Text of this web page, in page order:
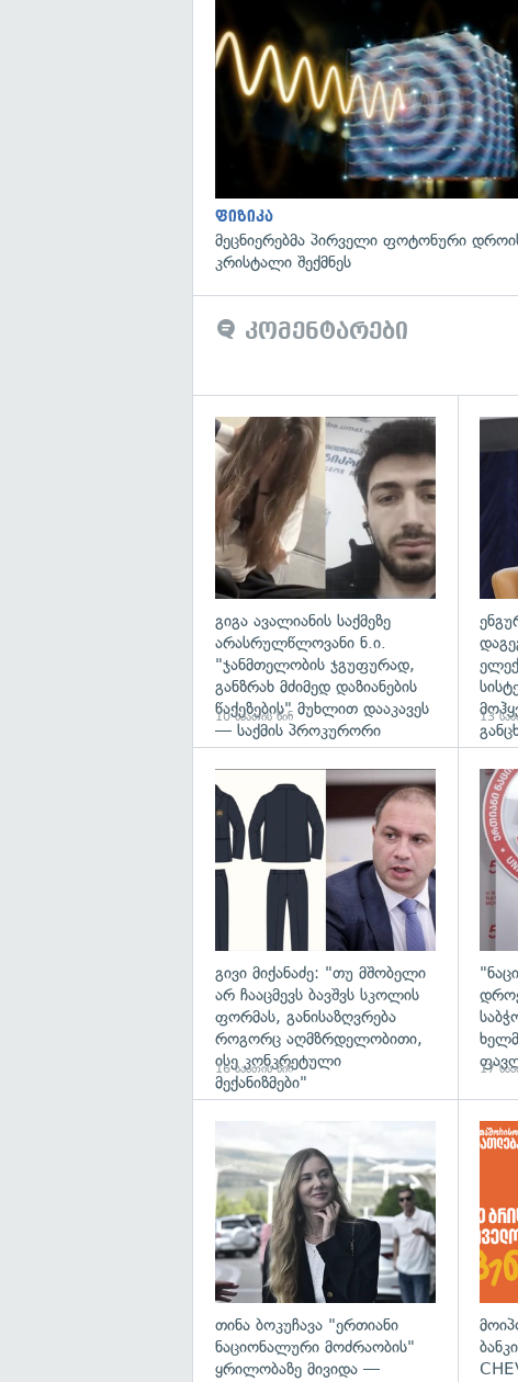
ფიზიკა
მეცნიერებმა პირველი ფოტონური
კრისტალი შექმნეს
კომენტარები
გიგა ავალიანის საქმეზე
არასრულწლოვანი ნ.ი.
"ჯანმთელობის ჯგუფურად,
განზრახ მძიმედ დაზიანების
წაქეზების" მუხლით დააკავეს
— საქმის პროკურორი
10 საათის წინ 13
გივი მიქანაძე: "თუ მშობელი
არ ჩააცმევს ბავშვს სკოლის
ფორმას, განისაზღვრება
როგორც აღმზრდელობითი,
ისე კონკრეტული
მექანიზმები"
16 საათის წინ 17
თინა ბოკუჩავა "ერთიანი
ნაციონალური მოძრაობის"
ყრილობაზე მივიდა —